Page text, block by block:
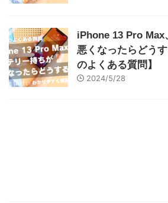
iPhone 13 Pro Max
悪くなったらどう
のよくある質問】
2024/5/28